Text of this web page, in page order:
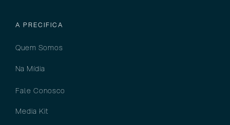
A PRECIFICA
Quem Somos
Na Mídia
Fale Conosco
Media Kit